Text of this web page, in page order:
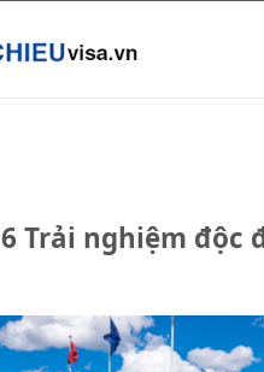
6 Trải nghiệm độc